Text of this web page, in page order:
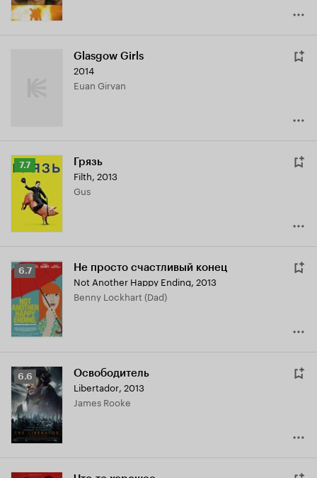
Glasgow Girls
2014
Euan Girvan
Рейтинг
Кинопоиска
7.7
7.7 Грязь
Filth, 2013
Gus
Рейтинг
Кинопоиска
6.7
6.7 Не просто счастливый конец
Not Another Happy Ending, 2013
Benny Lockhart (Dad)
Рейтинг
Кинопоиска
6.6
6.6 Освободитель
Libertador, 2013
James Rooke